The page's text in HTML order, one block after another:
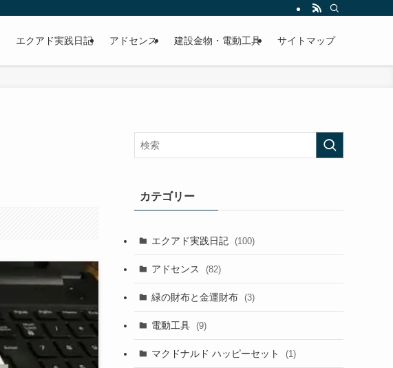
エクアド実践日記 アドセンス 建設金物・電動工具 サイトマップ
カテゴリー
エクアド実践日記 (100)
アドセンス (82)
緑の財布と金運財布 (3)
電動工具 (9)
マクドナルド ハッピーセット (1)